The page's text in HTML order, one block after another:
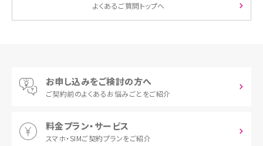
よくあるご質問トップへ
お申し込みをご検討の方へ
ご契約前のよくあるお悩みごとをご紹介
料金プラン・サービス
スマホ・SIMご契約プランをご紹介